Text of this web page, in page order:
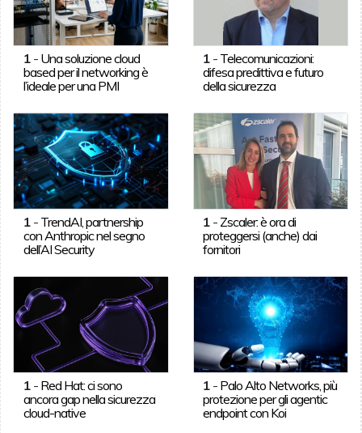
1- Una soluzione cloud
based per il networking è
l’ideale per una PMI
1 - Telecomunicazioni:
difesa predittiva e futuro
della sicurezza
1- TrendAI, partnership
con Anthropic nel segno
dell’AI Security
1 - Zscaler: è ora di
proteggersi (anche) dai
fornitori
1- Red Hat: ci sono
ancora gap nella sicurezza
cloud-native
1 - Palo Alto Networks, più
protezione per gli agentic
endpoint con Koi